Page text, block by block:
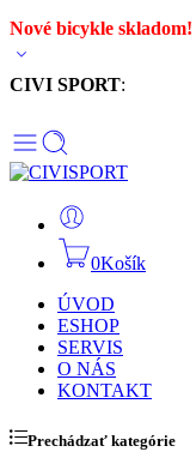
Nové bicykle skladom!
CIVI SPORT:
0Košík
ÚVOD
ESHOP
SERVIS
O NÁS
KONTAKT
Prechádzať kategórie